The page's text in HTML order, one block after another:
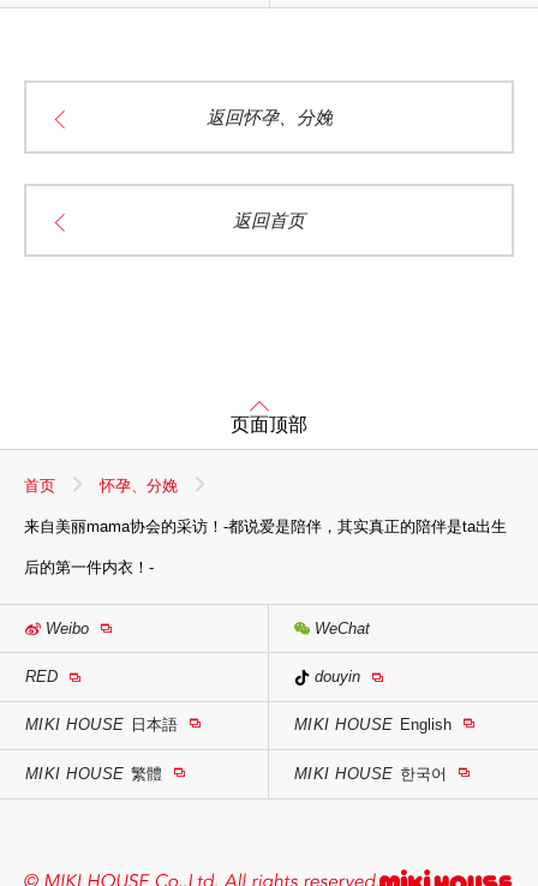
返回怀孕、分娩
返回首页
页面顶部
首页 怀孕、分娩
来自美丽mama协会的采访！-都说爱是陪伴，其实真正的陪伴是ta出生
后的第一件内衣！-
Weibo WeChat
RED douyin
MIKI HOUSE 日本語 MIKI HOUSE English
MIKI HOUSE 繁體 MIKI HOUSE 한국어